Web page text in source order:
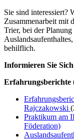
Sie sind interessiert?
Zusammenarbeit mit
Trier, bei der
behilflich.
Informieren Sie
Erfahrungsberichte
Rajczakowski
Praktikum am
Föderation)